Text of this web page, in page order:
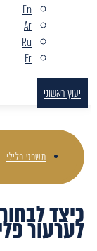
En
Ar
Ru
Fr
יעוץ ראשוני
משפט פלילי
כיצד
לערעור